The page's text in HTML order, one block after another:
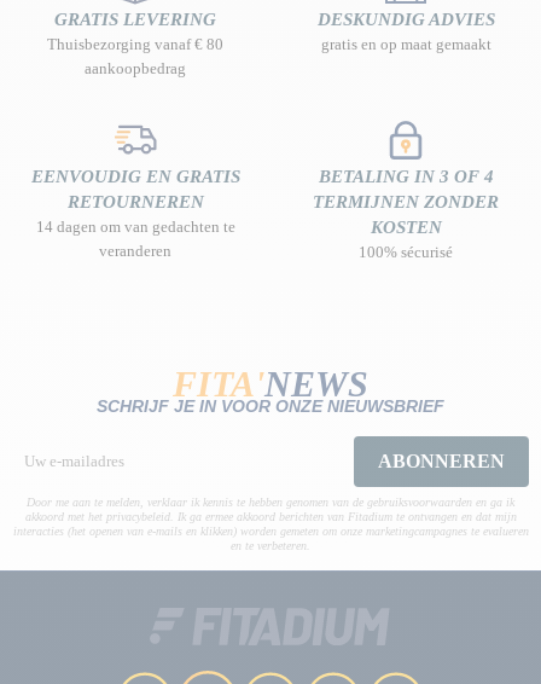
GRATIS LEVERING
Thuisbezorging vanaf € 80
aankoopbedrag
DESKUNDIG ADVIES
gratis en op maat gemaakt
EENVOUDIG EN GRATIS
RETOURNEREN
14 dagen om van gedachten te
veranderen
BETALING IN 3 OF 4
TERMIJNEN ZONDER
KOSTEN
100% sécurisé
FITA'NEWS
SCHRIJF JE IN VOOR ONZE NIEUWSBRIEF
ABONNEREN
Door me aan te melden, verklaar ik kennis te hebben genomen van de gebruiksvoorwaarden en ga ik
akkoord met het privacybeleid. Ik ga ermee akkoord berichten van Fitadium te ontvangen en dat mijn
interacties (het openen van e-mails en klikken) worden gemeten om onze marketingcampagnes te evalueren
en te verbeteren.